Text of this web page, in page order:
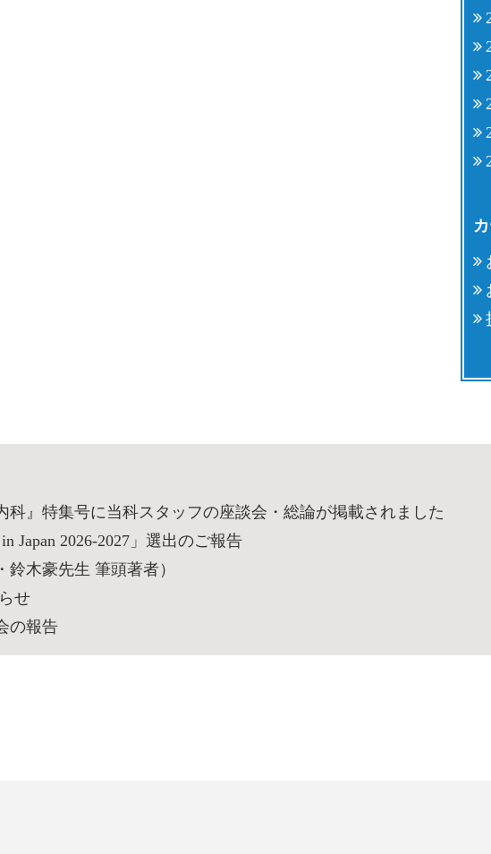
科』特集号に当科スタッフの座談会・総論が掲載されました
Japan 2026-2027」選出のご報告
木豪先生 筆頭著者）
せ
の報告